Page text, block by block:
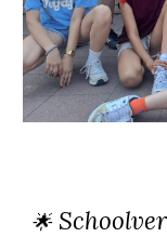
🌟School